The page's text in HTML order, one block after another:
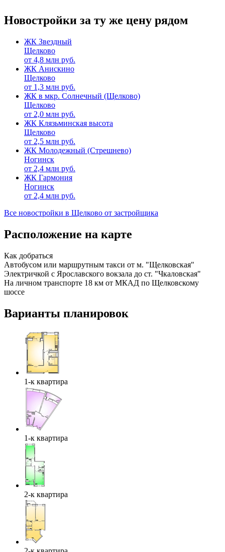
Новостройки за ту же цену рядом
ЖК Звездный
Щелково
от 4,8 млн руб.
ЖК Анискино
Щелково
от 1,3 млн руб.
ЖК в мкр. Солнечный (Щелково)
Щелково
от 2,0 млн руб.
ЖК Клязьминская высота
Щелково
от 2,5 млн руб.
ЖК Молодежный (Стрешнево)
Ногинск
от 2,4 млн руб.
ЖК Гармония
Ногинск
от 2,4 млн руб.
Все новостройки в Щелково от застройщика
Расположение на карте
Как добраться
Автобусом или маршрутным такси от м. "Щелковская"
Электричкой с Ярославского вокзала до ст. "Чкаловская"
На личном транспорте 18 км от МКАД по Щелковскому
шоссе
Варианты планировок
1-к квартира
1-к квартира
2-к квартира